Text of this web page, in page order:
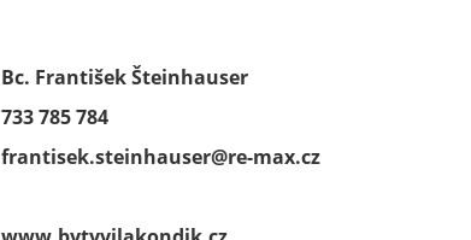
Bc. František Šteinhauser
733 785 784
frantisek.steinhauser@re-max.cz